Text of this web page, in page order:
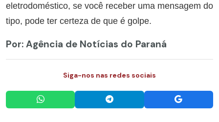
eletrodoméstico, se você receber uma mensagem do
tipo, pode ter certeza de que é golpe.
Por: Agência de Notícias do Paraná
Siga-nos nas redes sociais